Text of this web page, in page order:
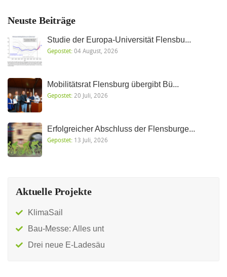
Neuste Beiträge
Studie der Europa-Universität Flensbu...
Gepostet:04 August, 2026
Mobilitätsrat Flensburg übergibt Bü...
Gepostet: 20 Juli, 2026
Erfolgreicher Abschluss der Flensburge...
Gepostet: 13 Juli, 2026
Aktuelle Projekte
KlimaSail
Bau-Messe: Alles unt
Drei neue E-Ladesäu